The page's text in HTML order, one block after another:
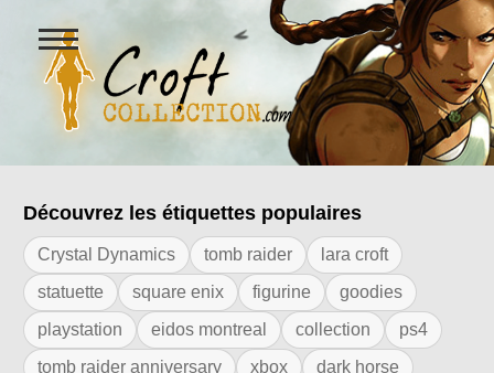
Figurines Lara Croft et
Ouvrir
le
menu
Résultats de l'étiquette "e3"
Découvrez les étiquettes populaires
Crystal Dynamics tomb raider
lara croft
statuette
square enix figurine
goodies
playstation
eidos montreal collection
ps4
tomb raider anniversary
xbox
dark horse